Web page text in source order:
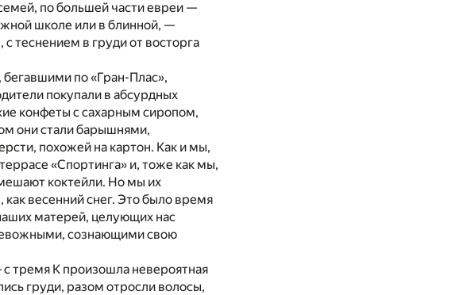
по большей части евреи —
школе или в блинной, —
теснением в груди от восторга
по «Гран-Плас»,
покупали в абсурдных
конфеты с сахарным сиропом,
они стали барышнями,
похожей на картон. Как и мы,
«Спортинга» и, тоже как мы,
коктейли. Но мы их
весенний снег. Это было время
матерей, целующих нас
сознающими свою
тремя К произошла невероятная
груди, разом отросли волосы,